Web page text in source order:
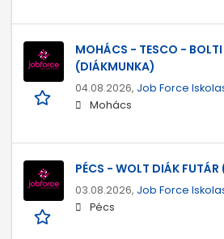
MOHÁCS - TESCO - BOLTI
(DIÁKMUNKA)
04.08.2026, Job Force
Mohács
PÉCS - WOLT DIÁK
03.08.2026, Job Force
Pécs